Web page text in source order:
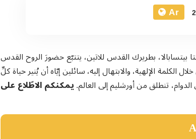
Ar
بيتسابالا، بطريرك القدس للاتين، يتتبّع حضورَ الروح القدس
الإلهية، والابتهال إليه، سائلين إيّاه أن يُنير حياة كلِّ
تنطلق من أورشليم إلى العالم.يمكنكم الاطّلاع على